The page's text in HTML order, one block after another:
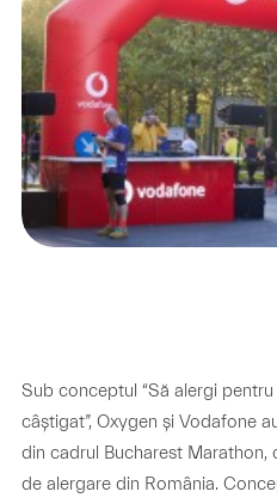
Sub conceptul “Să alergi
câștigat”, Oxygen și Vodafone
din cadrul Bucharest
de alergare din România.